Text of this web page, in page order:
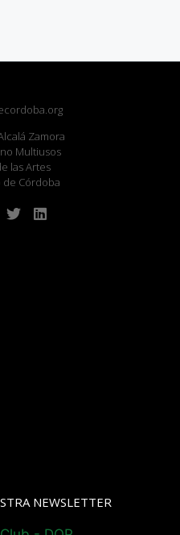
Zamora
Multiusos
las Artes
de Córdoba
NEWSLETTER